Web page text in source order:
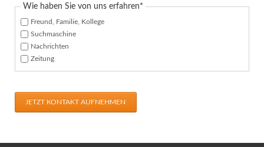
Pflichtfeld
Wie haben Sie von uns erfahren*
Freund, Familie, Kollege
Suchmaschine
Nachrichten
Zeitung
JETZT KONTAKT AUFNEHMEN